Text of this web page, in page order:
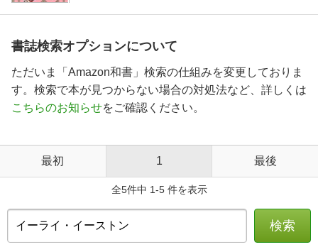
書誌検索オプションについて
ただいま「Amazon和書」検索の仕組みを変更しておりま
す。検索で本が見つからない場合の対処法など、詳しくは
こちらのお知らせをご確認ください。
最初 1 最後
全5件中 1-5 件を表示
検索